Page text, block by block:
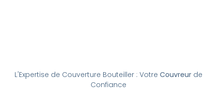
L'Expertise de Couverture Bouteiller : Votre Couvreur de
Confiance